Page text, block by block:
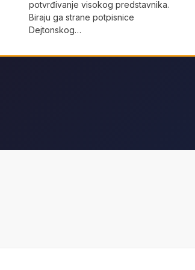
potvrđivanje visokog predstavnika.
Biraju ga strane potpisnice
Dejtonskog…